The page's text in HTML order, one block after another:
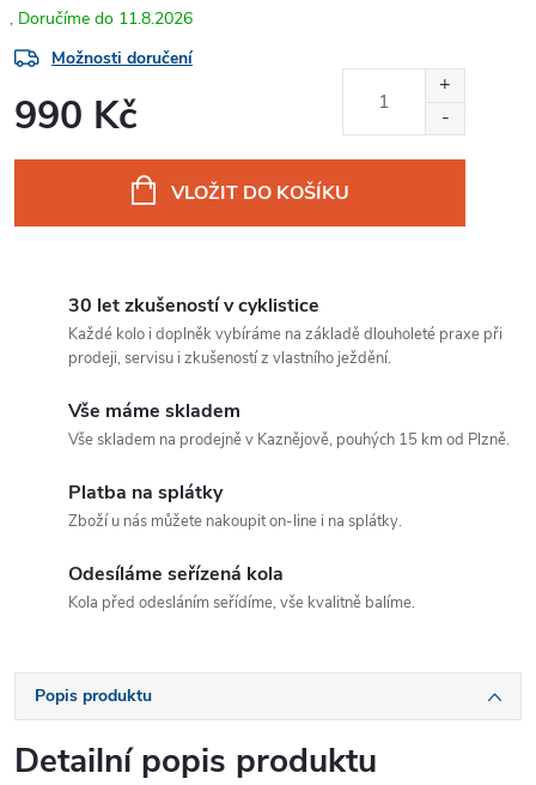
11.8.2026
Možnosti doručení
990 Kč
VLOŽIT DO KOŠÍKU
30 let zkušeností v cyklistice
Každé kolo i doplněk vybíráme na základě dlouholeté praxe při
prodeji, servisu i zkušeností z vlastního ježdění.
Vše máme skladem
Vše skladem na prodejně v Kaznějově, pouhých 15 km od Plzně.
Platba na splátky
Zboží u nás můžete nakoupit on-line i na splátky.
Odesíláme seřízená kola
Kola před odesláním seřídíme, vše kvalitně balíme.
Popis produktu
Detailní popis produktu